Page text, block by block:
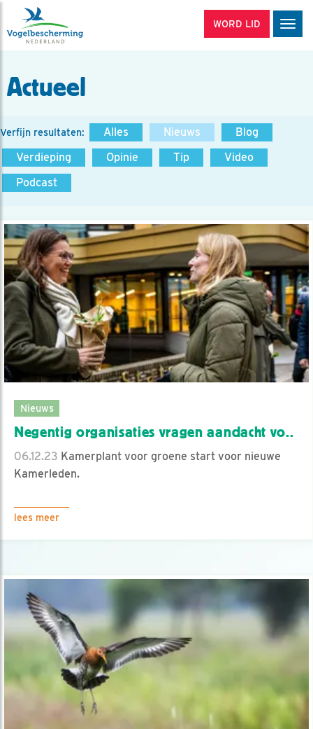
WORD LID
Actueel
Verfijn resultaten: Alles Nieuws
Blog
Verdieping
Opinie Tip
Video
Podcast
Nieuws
Negentig organisaties vragen aandacht vo..
06.12.23 Kamerplant voor groene start voor nieuwe
Kamerleden.
lees meer